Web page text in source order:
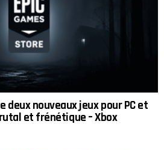
deux nouveaux jeux pour PC et
et frénétique – Xbox